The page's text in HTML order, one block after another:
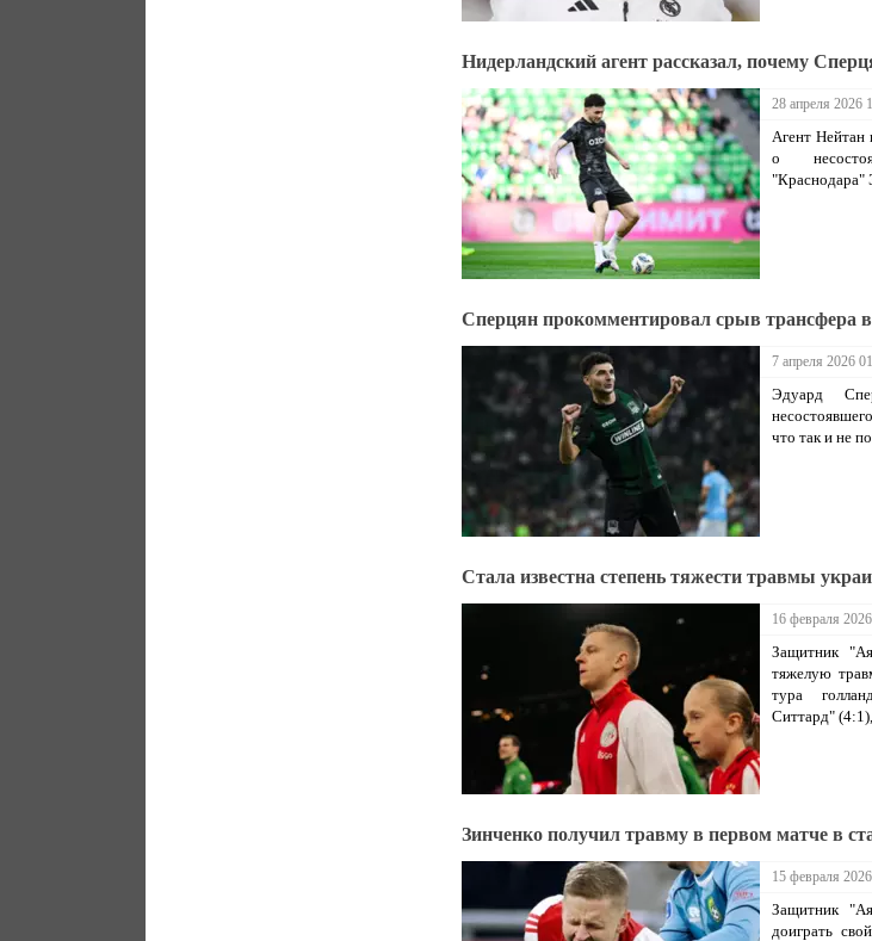
Нидерландский агент рассказал, почему
28 апреля 2026
Агент Нейтан
о
"Краснодара"
Сперцян прокомментировал срыв трансфера
7 апреля 2026
Эдуард
что так и не
Стала известна степень тяжести травмы
16 февраля
Защитник
тяжелую
тура
Ситтард"
Зинченко получил травму в первом матче в
15 февраля
Защитник
доиграть